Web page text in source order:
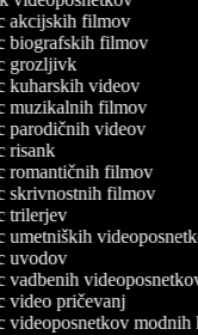
akcijskih filmov
biografskih filmov
grozljivk
kuharskih videov
muzikalnih filmov
parodičnih videov
risank
romantičnih filmov
skrivnostnih filmov
trilerjev
umetniških
uvodov
vadbenih
video pričevanj
videoposnetkov